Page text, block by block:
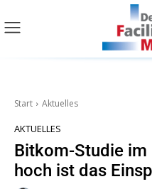
Start Aktuelles
AKTUELLES
Bitkom-Studie im
hoch ist das